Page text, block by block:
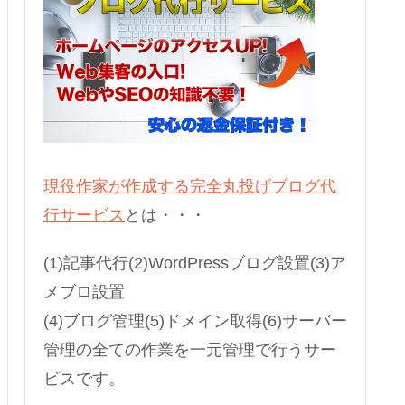
現役作家が作成する完全丸投げブログ代
行サービス とは・・・
(1)記事代行(2)WordPressブログ設置(3)ア
メブロ設置
(4)ブログ管理(5)ドメイン取得(6)サーバー
管理の全ての作業を一元管理で行うサー
ビスです。